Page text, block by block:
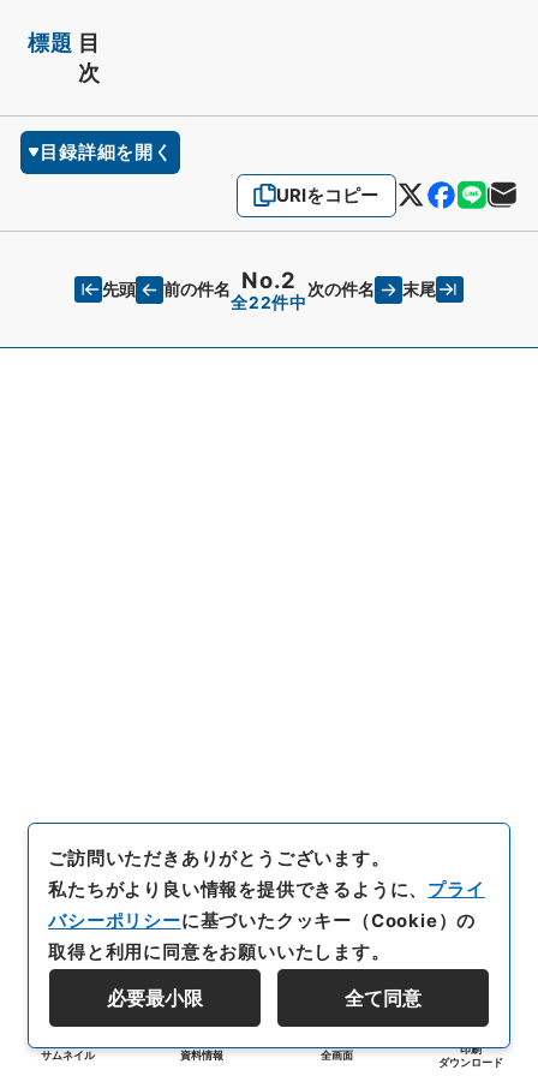
標題 目
次
目録詳細を開く
URIをコピー
先頭 前の件名 No.2
全22件中
次の件名 末尾
サムネイル 資料情報 全画面
印刷
ダウンロード
ご訪問いただきありがとうございます。
私たちがより良い情報を提供できるように、 プライ
バシーポリシーに基づいたクッキー（Cookie）の
取得と利用に同意をお願いいたします。
必要最小限 全て同意